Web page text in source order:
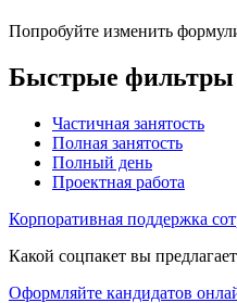
Попробуйте изменить
Быстрые фильтры
Частичная занятость
Полная занятость
Полный день
Проектная работа
Корпоративная поддержка
Какой соцпакет вы
Оформляйте кандидатов